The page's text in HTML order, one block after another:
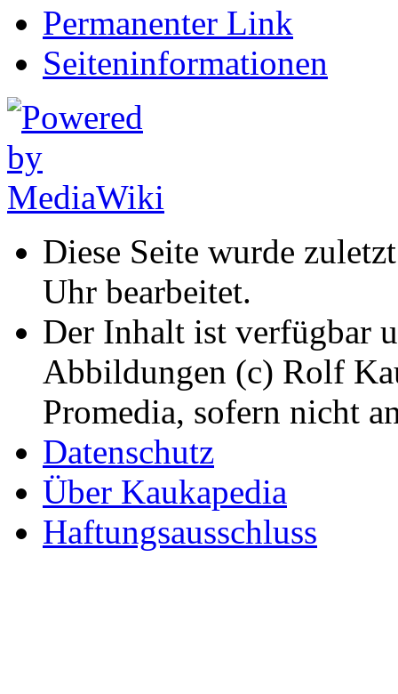
Permanenter Link
Seiten­informationen
Diese Seite wurde
Uhr bearbeitet.
Der Inhalt ist verfügbar
Abbildungen (c) Rolf
Promedia, sofern nicht
Datenschutz
Über Kaukapedia
Haftungsausschluss